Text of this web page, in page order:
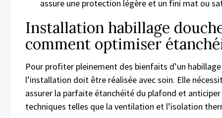
assure une protection légère et un fini mat ou
Installation habillage
comment optimiser
Pour profiter pleinement des bienfaits d’un
l’installation doit être réalisée avec soin. Elle
assurer la parfaite étanchéité du plafond et
techniques telles que la ventilation et l’isolation